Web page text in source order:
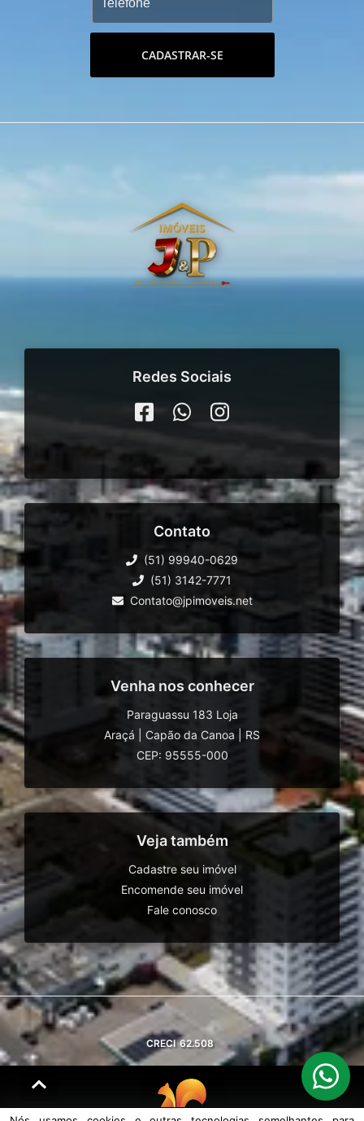
CADASTRAR-SE
Redes Sociais
Contato
(51) 99940-0629
(51) 3142-7771
Contato@jpimoveis.net
Venha nos conhecer
Paraguassu 183 Loja
Araçá
Capão da Canoa
RS
CEP: 95555-000
Veja também
Cadastre seu imóvel
Encomende seu imóvel
Fale conosco
CRECI 62.508